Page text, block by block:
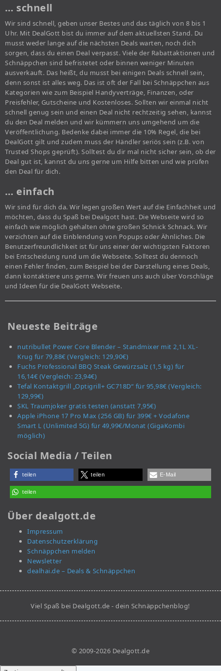
… schnell
Wir sind schnell, geben unser Bestes und das täglich von 8 bis 1
Uhr. Mit DealGott bist du immer auf dem aktuellsten Stand. Du
musst weder lange auf die nächsten Deals warten, noch dich
sorgen, dass du einen Deal verpasst. Viele der Rabattaktionen und
Schnäppchen sind befristetet oder binnen weniger Minuten
ausverkauft. Das heißt, du musst bei einigen Deals schnell sein,
denn sonst ist alles weg. Das ist oft der Fall bei Schnäppchen aus
Kategorien wie zum Beispiel Handyverträge, Finanzen, oder
Preisfehler, Gutscheine und Kostenloses. Sollten wir einmal nicht
schnell genug sein und einen Deal nicht rechtzeitig sehen, kannst
du den Deal melden und wir kümmern uns umgehend um die
Veröffentlichung. Bedenke dabei immer die 10% Regel, die bei
DealGott gilt und zudem muss der Händler seriös sein (z.B. von
Trusted Shops geprüft). Solltest du dir mal nicht sicher sein, ob der
Deal gut ist, kannst du uns gerne um Hilfe bitten und wie prüfen
den Deal für dich.
… einfach
Wir sind für dich da. Wir legen großen Wert auf die Einfachheit und
möchten, dass du Spaß bei Dealgott hast. Die Webseite wird so
einfach wie möglich gehalten ohne großen Schnick Schnack. Wir
verzichten auf die Einblendung von Popups oder Ähnliches. Die
Benutzerfreundlichkeit ist für uns einer der wichtigsten Faktoren
bei Entscheidung rund um die Webseite. Solltest du dennoch
einen Fehler finden, zum Beispiel bei der Darstellung eines Deals,
dann kontaktiere uns gerne. Wir freuen uns auch über Vorschläge
und Ideen für die DealGott Webseite.
Neueste Beiträge
nutribullet Power Core Blender – Standmixer mit 2,1L XL-
Krug für 79,88€ (Vergleich: 129,90€)
Fuchs Professional BBQ Steak Gewürzsalz (1,5 kg) für
16,14€ (Vergleich: 23,94€)
Tefal Kontaktgrill „Optigrill+ GC718D“ für 95,98€ (Vergleich:
129,99€)
SKL Traumjoker gratis testen (anstatt 7,95€)
Apple iPhone 17 Pro Max (256 GB) für 399€ + Vodafone
Smart L (Unlimited 5G) für 49,99€/Monat (GigaKombi
möglich)
Social Media / Teilen
teilen teilen E-Mail
teilen
Über dealgott.de
Impressum
Datenschutzerklärung
Schnäppchen melden
Newsletter
dealhai.de – Deals & Schnäppchen
Viel Spaß bei Dealgott.de - dein Schnäppchenblog!
© 2009-2026 Dealgott.de